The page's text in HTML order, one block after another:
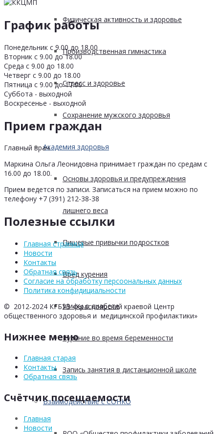
Физическая активность и здоровье
Производственная гимнастика
Стресс и здоровье
Сохранение мужского здоровья
Академия здоровья
Основы здоровья и предупреждения
лишнего веса
Пищевые привычки подростков
Вред курения
Мифы о диабете
Курение во время беременности
Запись занятия в дистанционной школе
Взаимодействие с СОНКО
График работы
Понедельник с 9.00 до 18.00
Вторник с 9.00 до 18.00
Среда с 9.00 до 18.00
Четверг с 9.00 до 18.00
Пятница с 9.00 до 17.00
Суббота - выходной
Воскресенье - выходной
Прием граждан
Главный врач
Маркина Ольга Леонидовна принимает граждан по средам с
16.00 до 18.00.
Прием ведется по записи. Записаться на прием можно по
телефону +7 (391) 212-38-38
Полезные ссылки
Главная страница
Новости
Контакты
Обратная связь
Согласие на обработку персоональных данных
Политика конфидициальности
© 2012-2024 КГБУЗ «Красноярский краевой Центр
общественного здоровья и медицинской профилактики»
Нижнее меню
Главная старая
Контакты
Обратная связь
Счётчик посещаемости
Главная
Новости